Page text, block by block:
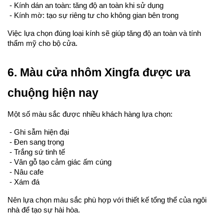
- Kính dán an toàn: tăng độ an toàn khi sử dụng
- Kính mờ: tạo sự riêng tư cho không gian bên trong
Việc lựa chọn đúng loại kính sẽ giúp tăng độ an toàn và tính
thẩm mỹ cho bộ cửa.
6. Màu cửa nhôm Xingfa được ưa
chuộng hiện nay
Một số màu sắc được nhiều khách hàng lựa chọn:
- Ghi sẫm hiện đại
- Đen sang trọng
- Trắng sứ tinh tế
- Vân gỗ tạo cảm giác ấm cúng
- Nâu cafe
- Xám đá
Nên lựa chọn màu sắc phù hợp với thiết kế tổng thể của ngôi
nhà để tạo sự hài hòa.